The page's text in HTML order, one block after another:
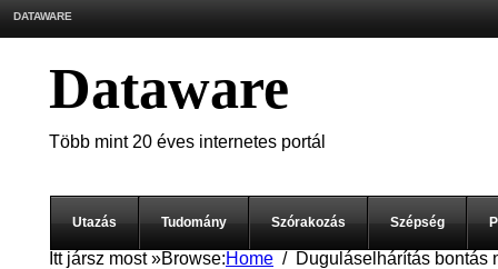
DATAWARE
Dataware
Több mint 20 éves internetes portál
Utazás Tudomány Szórakozás Szépség
Itt jársz most »Browse:Home Duguláselhárítás bontás